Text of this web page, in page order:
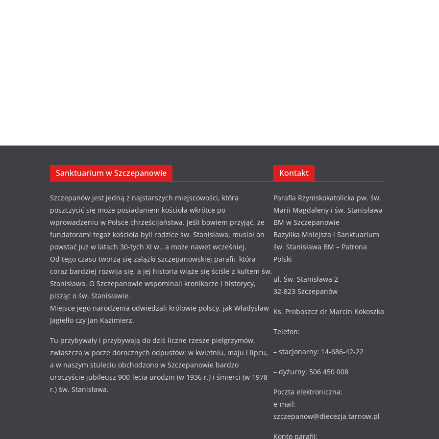
Sanktuarium w Szczepanowie
Szczepanów jest jedną z najstarszych miejscowości, która
poszczycić się może posiadaniem kościoła wkrótce po
wprowadzeniu w Polsce chrześcijaństwa. Jeśli bowiem przyjąć, że
fundatorami tegoż kościoła byli rodzice św. Stanisława, musiał on
powstać już w latach 30-tych XI w., a może nawet wcześniej.
Od tego czasu tworzą się zalążki szczepanowskiej parafii, która
coraz bardziej rozwija się, a jej historia wiąże się ściśle z kultem św.
Stanisława. O Szczepanowie wspominali kronikarze i historycy,
pisząc o św. Stanisławie.
Miejsce jego narodzenia odwiedzali królowie polscy, jak Władysław
Jagiełło czy Jan Kazimierz.
Tu przybywały i przybywają do dziś liczne rzesze pielgrzymów,
zwłaszcza w porze dorocznych odpustów: w kwietniu, maju i lipcu,
a w naszym stuleciu obchodzono w Szczepanowie bardzo
uroczyście jubileusz 900-lecia urodzin (w 1936 r.) i śmierci (w 1978
r.) św. Stanisława.
Kontakt
Parafia Rzymskokatolicka pw. św.
Marii Magdaleny i św. Stanisława
BM w Szczepanowie
Bazylika Mniejsza i Sanktuarium
św. Stanisława BM – Patrona
Polski
ul. Św. Stanisława 2
32-823 Szczepanów
Ks. Proboszcz dr Marcin Kokoszka
Telefon:
– stacjonarny: 14-686-42-22
– dyżurny: 506 450 008
Poczta elektroniczna:
e-mail:
szczepanow@diecezja.tarnow.pl
Konto parafii: